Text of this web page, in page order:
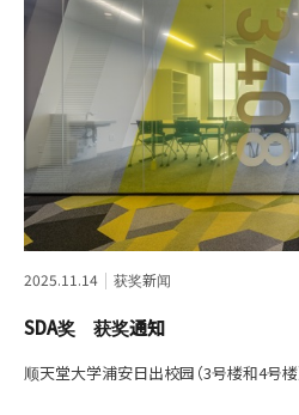
2025.11.14 获奖新闻
SDA奖 获奖通知
顺天堂大学浦安日出校园（3号楼和4号楼